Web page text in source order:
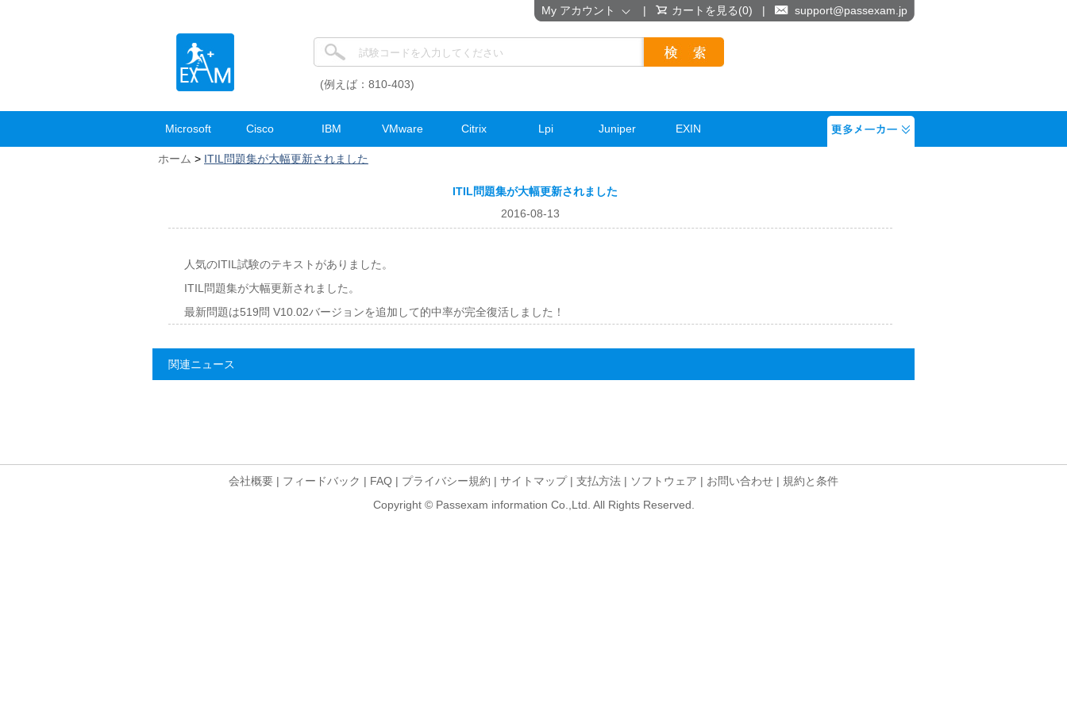
(例えば：810-403)
Microsoft Cisco IBM VMware Citrix Lpi Juniper EXIN
ホーム > ITIL問題集が大幅更新されました
ITIL問題集が大幅更新されました
2016-08-13
人気のITIL試験のテキストがありました。
ITIL問題集が大幅更新されました。
最新問題は519問 V10.02バージョンを追加して的中率が完全復活しました！
関連ニュース
My アカウント | カートを見る(0) | support@passexam.jp
会社概要 | フィードバック | FAQ | プライバシー規約 | サイトマップ| 支払方法 | ソフトウェア | お問い合わせ | 規約と条件
Copyright © Passexam information Co.,Ltd. All Rights Reserved.